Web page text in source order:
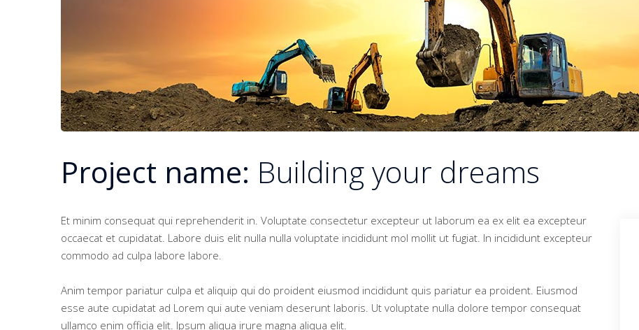
Project name: Building your dreams
Et minim consequat qui reprehenderit in. Voluptate consectetur excepteur ut laborum ea ex elit ea excepteur
occaecat et cupidatat. Labore duis elit nulla nulla voluptate incididunt mol mollit ut fugiat. In incididunt excepteur
commodo ad culpa labore labore.
Anim tempor pariatur culpa et aliquip qui do proident eiusmod incididunt quis pariatur ea proident. Eiusmod
esse aute cupidatat ad Lorem qui aute veniam deserunt laboris. Ut voluptate nulla dolore tempor consequat
ullamco enim officia elit. Ipsum aliqua irure magna aliqua elit.